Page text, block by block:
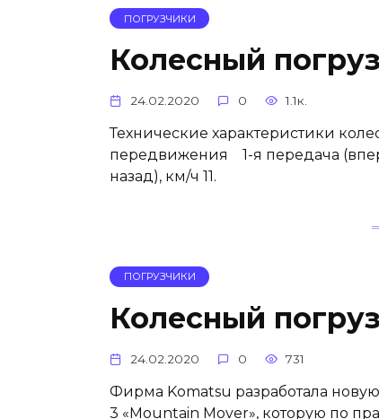
ПОГРУЗЧИКИ
Колесный
24.02.2020 0 1.1к.
Технические характеристики
передвижения 1-я передача
назад), км/ч 11.
ПОГРУЗЧИКИ
Колесный
24.02.2020 0 731
Фирма Komatsu разработала
3 «Mountain Mover», которую по